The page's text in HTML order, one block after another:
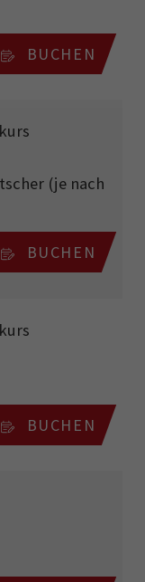
BUCHEN
(je nach
BUCHEN
BUCHEN